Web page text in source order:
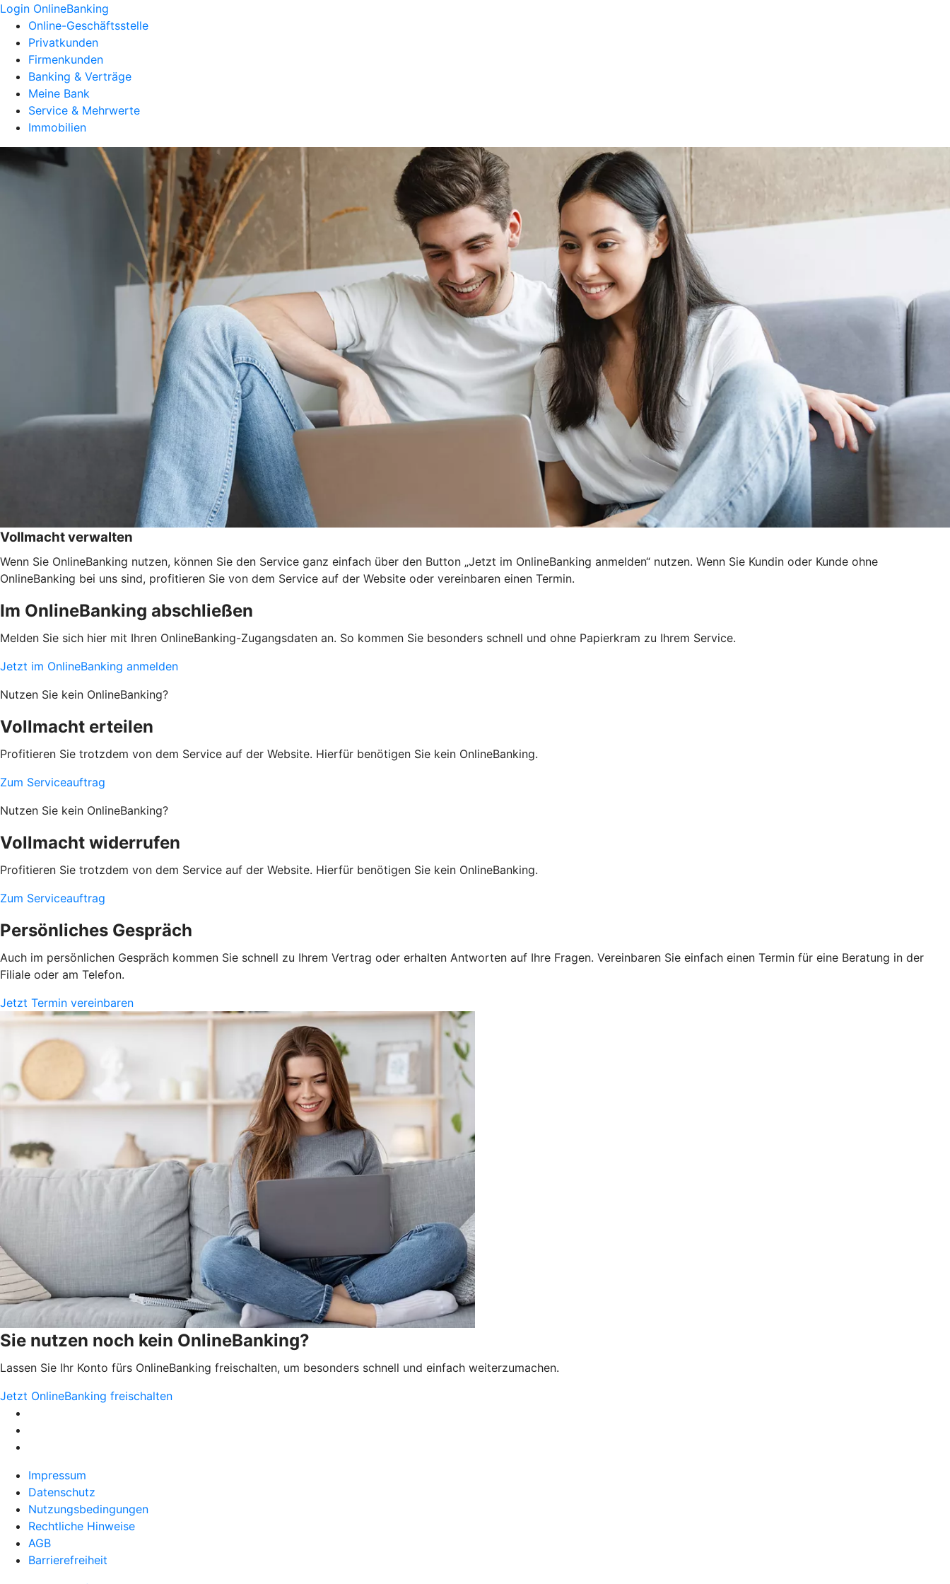
Login OnlineBanking
Online-Geschäftsstelle
Privatkunden
Firmenkunden
Banking & Verträge
Meine Bank
Service & Mehrwerte
Immobilien
Vollmacht verwalten
Wenn Sie OnlineBanking nutzen, können Sie den Service ganz einfach über den Button „Jetzt im OnlineBanking anmelden“ nutzen. Wenn Sie Kundin oder Kunde ohne
OnlineBanking bei uns sind, profitieren Sie von dem Service auf der Website oder vereinbaren einen Termin.
Im OnlineBanking abschließen
Melden Sie sich hier mit Ihren OnlineBanking-Zugangsdaten an. So kommen Sie besonders schnell und ohne Papierkram zu Ihrem Service.
Jetzt im OnlineBanking anmelden
Nutzen Sie kein OnlineBanking?
Vollmacht erteilen
Profitieren Sie trotzdem von dem Service auf der Website. Hierfür benötigen Sie kein OnlineBanking.
Zum Serviceauftrag
Nutzen Sie kein OnlineBanking?
Vollmacht widerrufen
Profitieren Sie trotzdem von dem Service auf der Website. Hierfür benötigen Sie kein OnlineBanking.
Zum Serviceauftrag
Persönliches Gespräch
Auch im persönlichen Gespräch kommen Sie schnell zu Ihrem Vertrag oder erhalten Antworten auf Ihre Fragen. Vereinbaren Sie einfach einen Termin für eine Beratung in der
Filiale oder am Telefon.
Jetzt Termin vereinbaren
Sie nutzen noch kein OnlineBanking?
Lassen Sie Ihr Konto fürs OnlineBanking freischalten, um besonders schnell und einfach weiterzumachen.
Jetzt OnlineBanking freischalten
Impressum
Datenschutz
Nutzungsbedingungen
Rechtliche Hinweise
AGB
Barrierefreiheit